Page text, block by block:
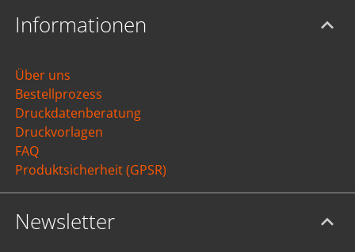
Informationen
Über uns
Bestellprozess
Druckdatenberatung
Druckvorlagen
FAQ
Produktsicherheit (GPSR)
Newsletter